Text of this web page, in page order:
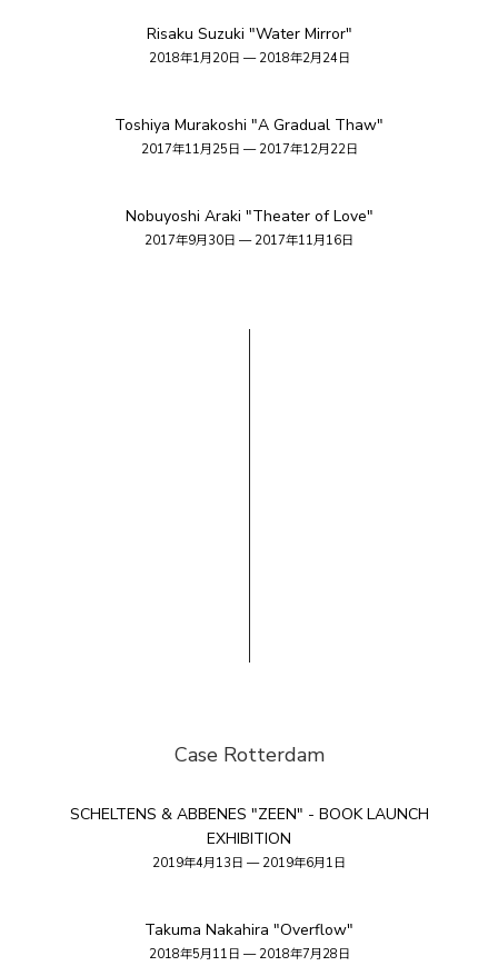
Risaku Suzuki "Water Mirror"
2018年1月20日 — 2018年2月24日
Toshiya Murakoshi "A Gradual Thaw"
2017年11月25日 — 2017年12月22日
Nobuyoshi Araki "Theater of Love"
2017年9月30日 — 2017年11月16日
Case Rotterdam
SCHELTENS & ABBENES "ZEEN" - BOOK LAUNCH
EXHIBITION
2019年4月13日 — 2019年6月1日
Takuma Nakahira "Overflow"
2018年5月11日 — 2018年7月28日